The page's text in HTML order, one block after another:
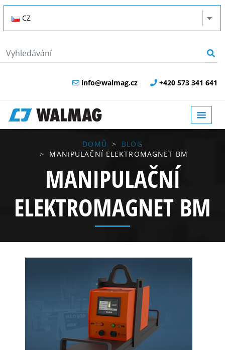
CZ
+420 573 341 641
info@walmag.cz
DOMŮ
BLOG
MANIPULAČNÍ ELEKTROMAGNET BM
MANIPULAČNÍ
ELEKTROMAGNET BM